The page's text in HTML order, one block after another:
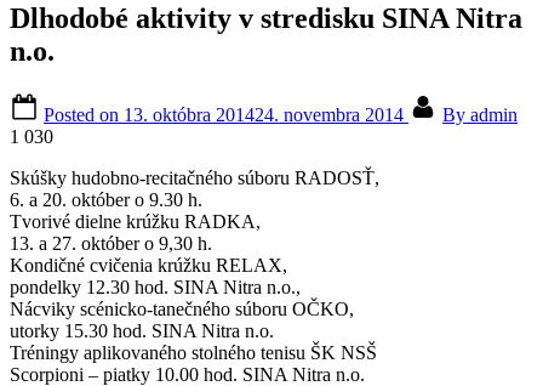
Dlhodobé aktivity v stredisku SINA Nitra
n.o.
Posted on 13. októbra 201424. novembra 2014 By admin
1 030
Skúšky hudobno-recitačného súboru RADOSŤ,
6. a 20. október o 9.30 h.
Tvorivé dielne krúžku RADKA,
13. a 27. október o 9,30 h.
Kondičné cvičenia krúžku RELAX,
pondelky 12.30 hod. SINA Nitra n.o.,
Nácviky scénicko-tanečného súboru OČKO,
utorky 15.30 hod. SINA Nitra n.o.
Tréningy aplikovaného stolného tenisu ŠK NSŠ
Scorpioni – piatky 10.00 hod. SINA Nitra n.o.